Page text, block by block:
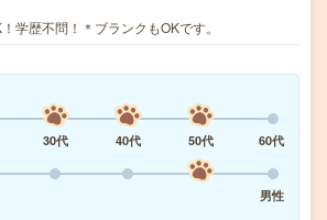
学歴不問！＊ブランクもOKです。
30代 40代 50代
60代
男性